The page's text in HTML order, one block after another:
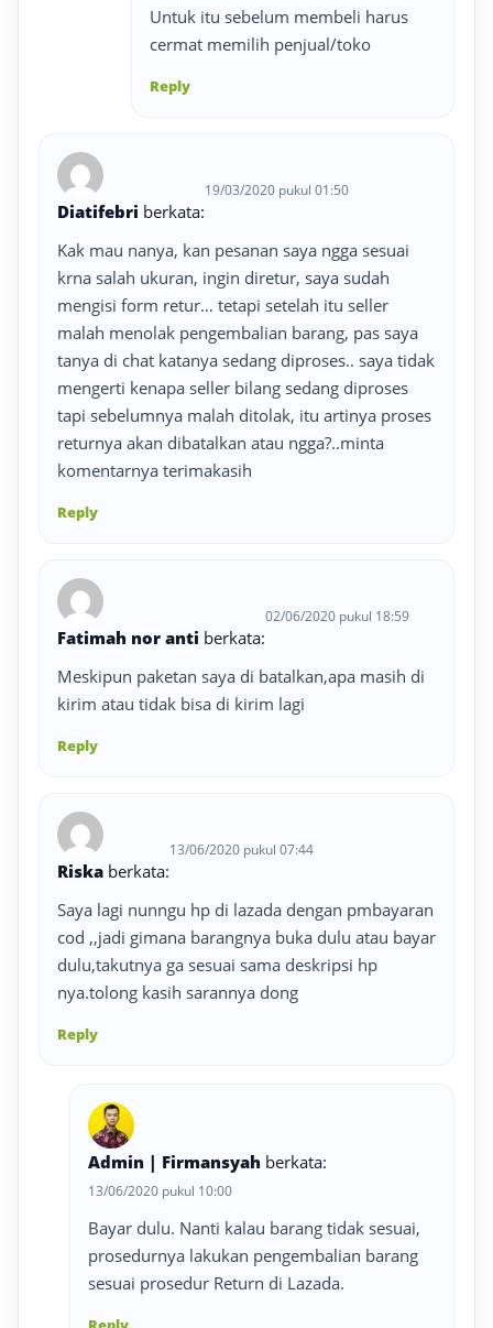
Untuk itu sebelum membeli harus
cermat memilih penjual/toko
Reply
Diatifebri berkata:
19/03/2020 pukul 01:50
Kak mau nanya, kan pesanan saya ngga sesuai
krna salah ukuran, ingin diretur, saya sudah
mengisi form retur… tetapi setelah itu seller
malah menolak pengembalian barang, pas saya
tanya di chat katanya sedang diproses.. saya tidak
mengerti kenapa seller bilang sedang diproses
tapi sebelumnya malah ditolak, itu artinya proses
returnya akan dibatalkan atau ngga?..minta
komentarnya terimakasih
Reply
Fatimah nor anti berkata:
02/06/2020 pukul 18:59
Meskipun paketan saya di batalkan,apa masih di
kirim atau tidak bisa di kirim lagi
Reply
Riska berkata:
13/06/2020 pukul 07:44
Saya lagi nunngu hp di lazada dengan pmbayaran
cod ,,jadi gimana barangnya buka dulu atau bayar
dulu,takutnya ga sesuai sama deskripsi hp
nya.tolong kasih sarannya dong
Reply
Admin | Firmansyah berkata:
13/06/2020 pukul 10:00
Bayar dulu. Nanti kalau barang tidak sesuai,
prosedurnya lakukan pengembalian barang
sesuai prosedur Return di Lazada.